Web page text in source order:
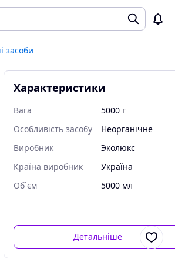
засоби
Характеристики
Вага
5000 г
Особливість засобу
Неорганічне
Виробник
Эколюкс
Країна виробник
Україна
Об`єм
5000 мл
Детальніше